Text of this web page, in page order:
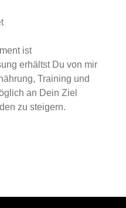
ist
erhältst Du von mir
Training und
an Dein Ziel
zu steigern.